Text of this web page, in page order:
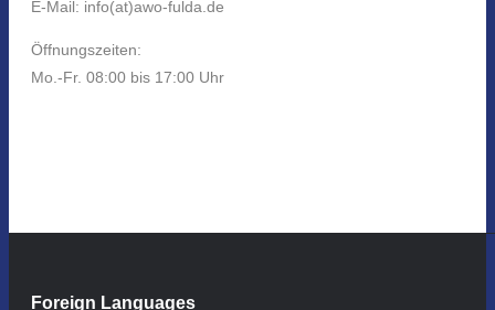
E-Mail: info(at)awo-fulda.de
Öffnungszeiten:
Mo.-Fr. 08:00 bis 17:00 Uhr
Foreign Languages